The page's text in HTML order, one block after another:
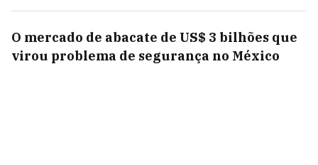
O mercado de abacate de US$ 3 bilhões que
virou problema de segurança no México